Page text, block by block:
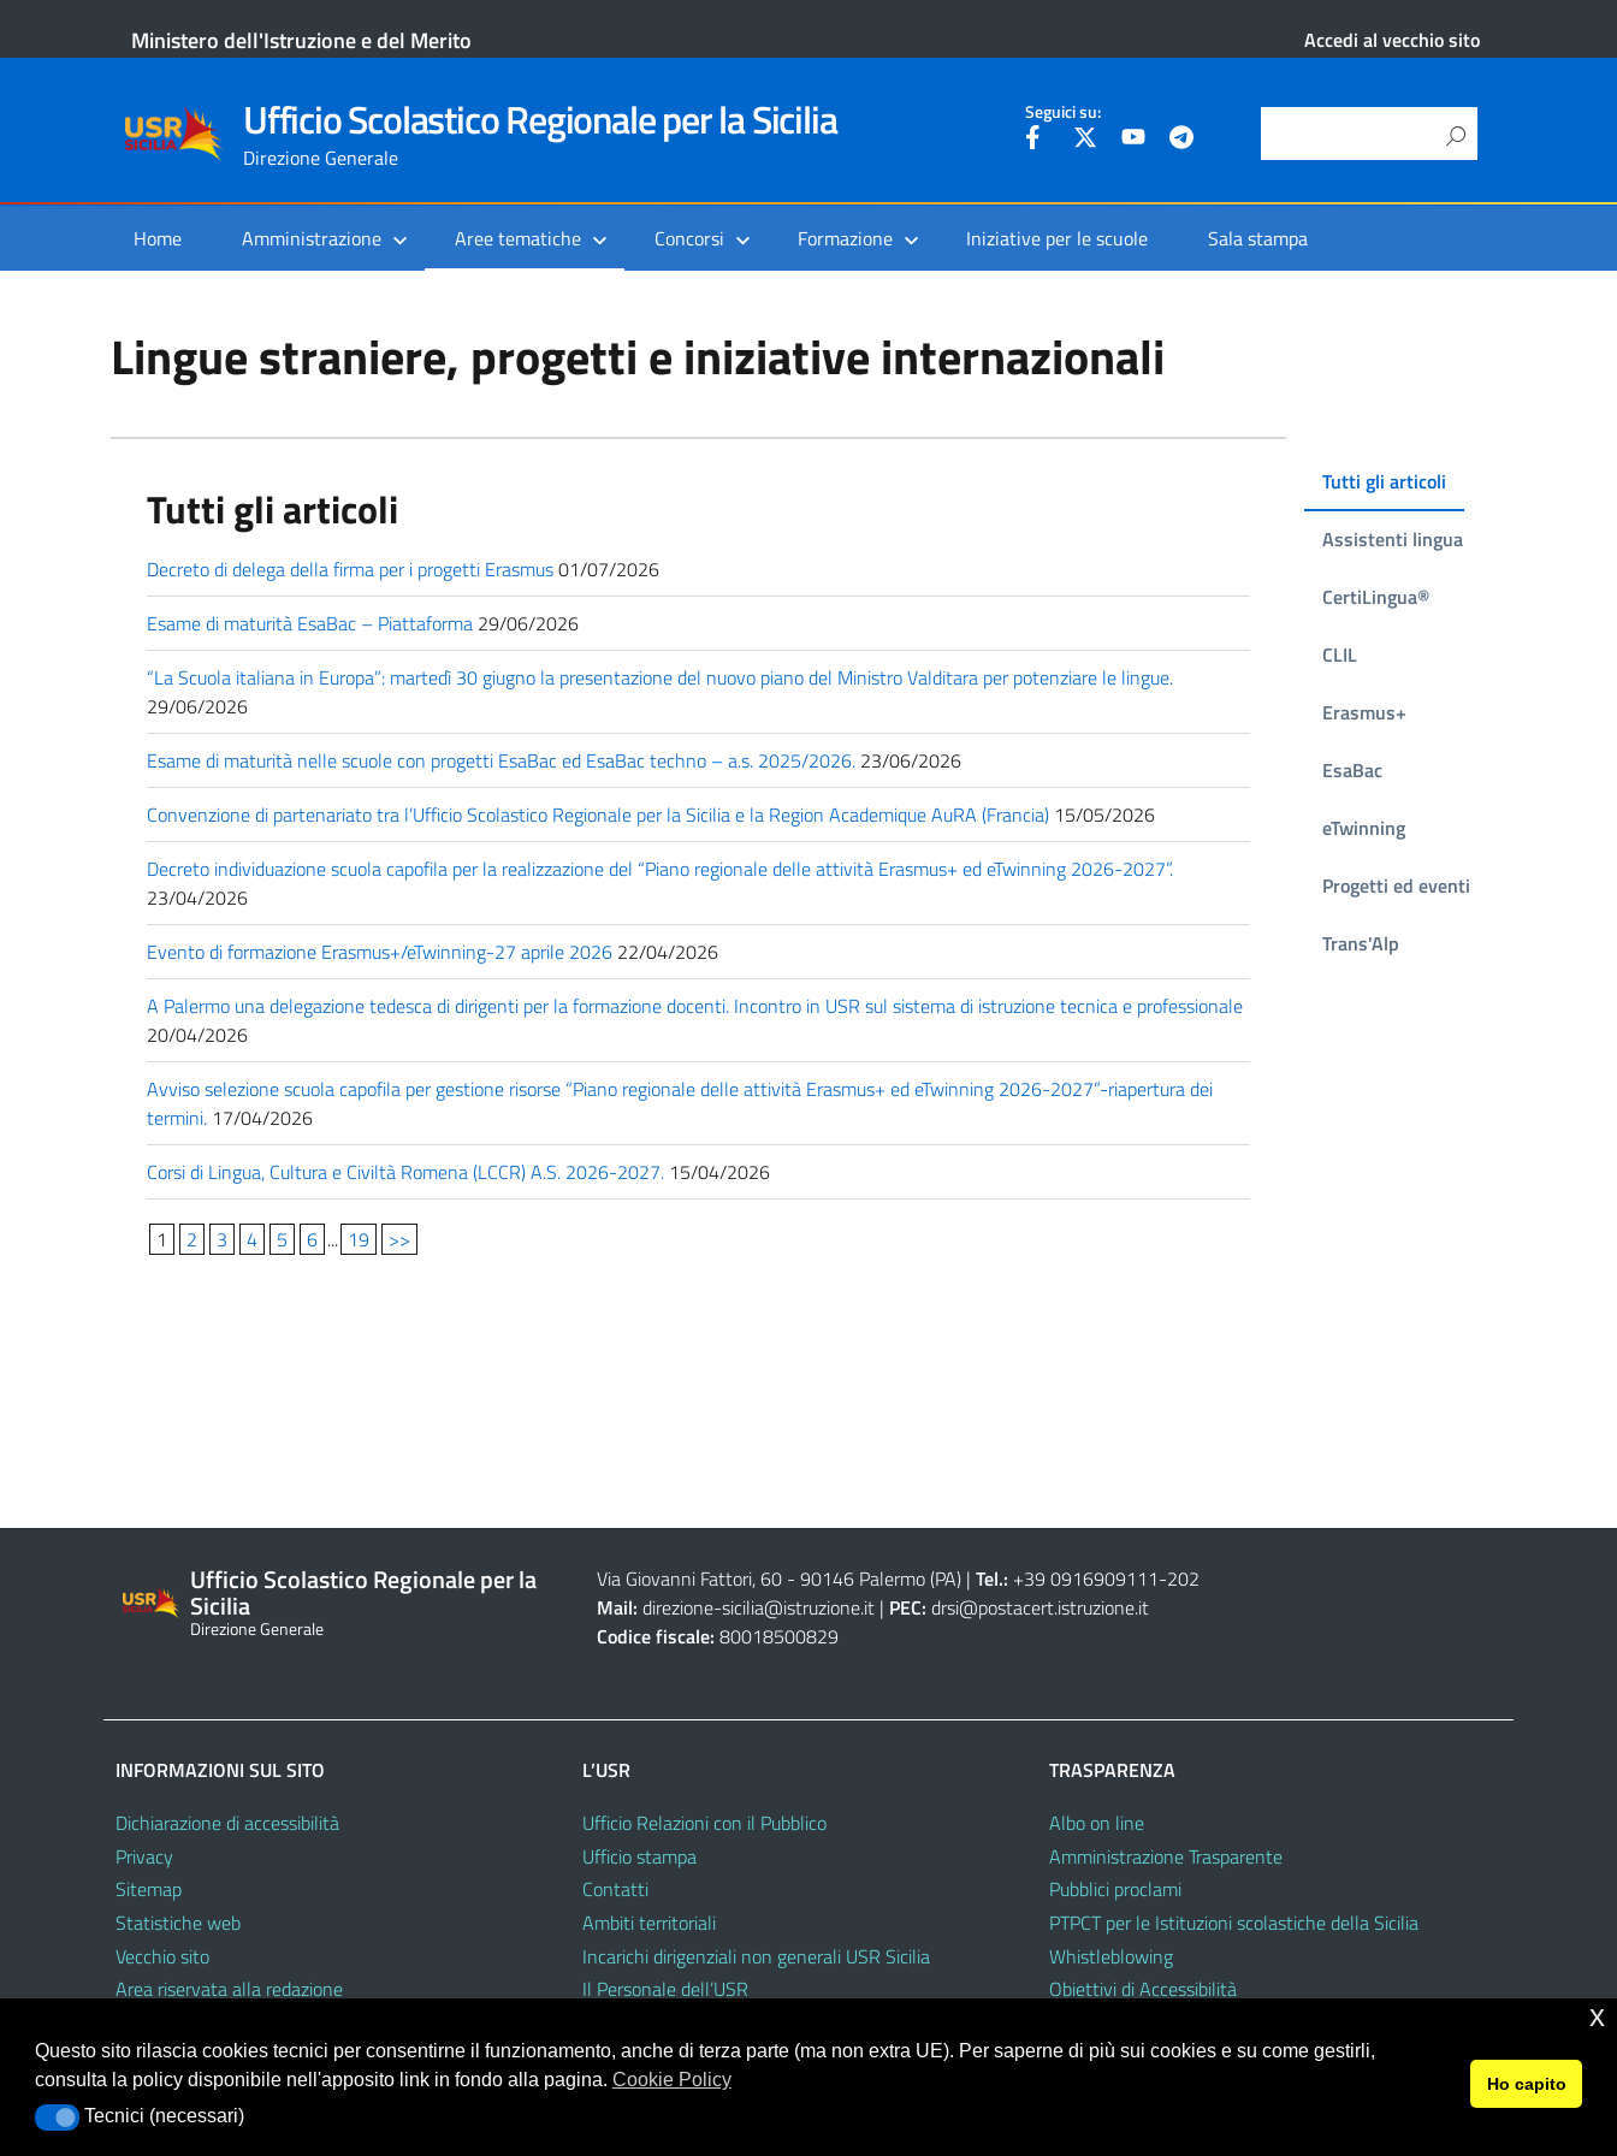
Ministero dell'Istruzione e del Merito Accedi al vecchio sito
Ufficio Scolastico Regionale per la Sicilia
Direzione Generale
Seguici su:
Home Amministrazione Aree tematiche Concorsi Formazione Iniziative per le scuole Sala stampa
Lingue straniere, progetti e iniziative internazionali
Tutti gli articoli
Assistenti lingua
CertiLingua®
CLIL
Erasmus+
EsaBac
eTwinning
Progetti ed eventi
Trans'Alp
Tutti gli articoli
Decreto di delega della firma per i progetti Erasmus01/07/2026
Esame di maturità EsaBac – Piattaforma 29/06/2026
“La Scuola italiana in Europa”: martedì 30 giugno la presentazione del nuovo piano del Ministro Valditara per potenziare le lingue.
29/06/2026
Esame di maturità nelle scuole con progetti EsaBac ed EsaBac techno – a.s. 2025/2026. 23/06/2026
Convenzione di partenariato tra l’Ufficio Scolastico Regionale per la Sicilia e la Region Academique AuRA (Francia) 15/05/2026
Decreto individuazione scuola capofila per la realizzazione del “Piano regionale delle attività Erasmus+ ed eTwinning 2026-2027”.
23/04/2026
Evento di formazione Erasmus+/eTwinning-27 aprile 2026 22/04/2026
A Palermo una delegazione tedesca di dirigenti per la formazione docenti. Incontro in USR sul sistema di istruzione tecnica e professionale
20/04/2026
Avviso selezione scuola capofila per gestione risorse “Piano regionale delle attività Erasmus+ ed eTwinning 2026-2027”-riapertura dei
termini. 17/04/2026
Corsi di Lingua, Cultura e Civiltà Romena (LCCR) A.S. 2026-2027. 15/04/2026
1 2 3 4 5 6 ... 19 >>
Ufficio Scolastico Regionale per la
Sicilia
Direzione Generale
Via Giovanni Fattori, 60 - 90146 Palermo (PA)| Tel.: +39 0916909111-202
Mail: direzione-sicilia@istruzione.it| PEC: drsi@postacert.istruzione.it
Codice fiscale: 80018500829
INFORMAZIONI SUL SITO
Dichiarazione di accessibilità
Privacy
Sitemap
Statistiche web
Vecchio sito
Area riservata alla redazione
L’USR
Ufficio Relazioni con il Pubblico
Ufficio stampa
Contatti
Ambiti territoriali
Incarichi dirigenziali non generali USR Sicilia
Il Personale dell’USR
TRASPARENZA
Albo on line
Amministrazione Trasparente
Pubblici proclami
PTPCT per le Istituzioni scolastiche della Sicilia
Whistleblowing
Obiettivi di Accessibilità
Questo sito rilascia cookies tecnici per consentirne il funzionamento, anche di terza parte (ma non extra UE). Per saperne di più sui cookies e su come gestirli,
consulta la policy disponibile nell'apposito link in fondo alla pagina. Cookie Policy
Tecnici (necessari)
Tecnici (necessari)
Ho capito
x